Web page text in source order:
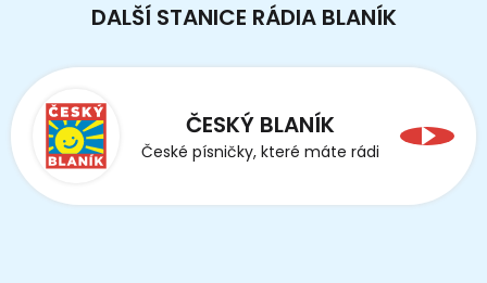
DALŠÍ STANICE RÁDIA BLANÍK
ČESKÝ BLANÍK
České písničky, které máte rádi